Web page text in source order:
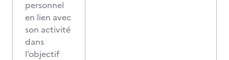
personnel
en lien avec
son activité
dans
l’objectif